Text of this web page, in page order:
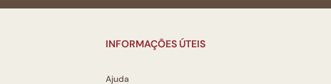
INFORMAÇÕES ÚTEIS
Ajuda